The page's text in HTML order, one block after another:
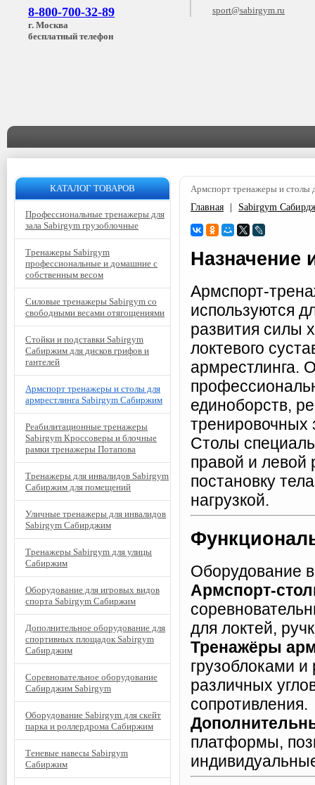
8-800-700-32-89
г. Москва
бесплатный телефон
sport@sabirgym.ru
Армспорт тренажеры и столы
Главная
Sabirgym
Назначение
Армспорт-
используются
развития силы
локтевого
армрестлинга.
единоборств,
тренировочных
Столы
правой и левой
постановку
нагрузкой.
Оборудование
Армспорт-
для локтей,
Тренажёры
грузоблоками
различных
сопротивления.
платформы,
КАТАЛОГ ТОВАРОВ
Профессиональные тренажеры для
зала Sabirgym грузоблочные
Тренажеры Sabirgym
профессиональные и домашние с
собственным весом
Силовые тренажеры Sabirgym со
свободными весами отягощениями
Стойки и подставки Sabirgym
Сабиржим для дисков грифов и
гантелей
Армспорт тренажеры и столы для
армрестлинга Sabirgym Сабиржим
Реабилитационные тренажеры
Sabirgym Кроссоверы и блочные
рамки тренажеры Потапова
Тренажеры для инвалидов Sabirgym
Сабиржим для помещений
Уличные тренажеры для инвалидов
Sabirgym Сабирджим
Тренажеры Sabirgym для улицы
Сабиржим
Оборудование для игровых видов
спорта Sabirgym Сабиржим
Дополнительное оборудование для
спортивных площадок Sabirgym
Сабирджим
Соревновательное оборудование
Сабирджим Sabirgym
Оборудование Sabirgym для скейт
парка и роллердрома Сабиржим
Теневые навесы Sabirgym
Сабиржим